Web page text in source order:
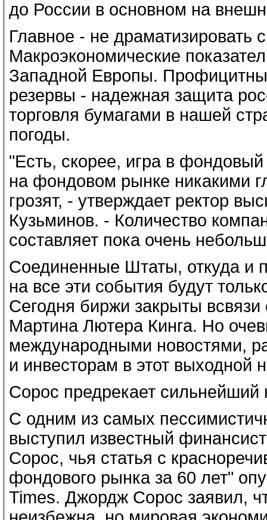
до России в основном на
Главное - не драматизировать
Макроэкономические
Западной Европы.
резервы - надежная защита
торговля бумагами в нашей
погоды.
"Есть, скорее, игра в
на фондовом рынке никакими
грозят, - утверждает ректор
Кузьминов. - Количество
составляет пока очень
Соединенные Штаты, откуда и
на все эти события будут
Сегодня биржи закрыты
Мартина Лютера Кинга. Но
международными новостями,
и инвесторам в этот выходной
Сорос предрекает сильнейший
С одним из самых
выступил известный
Сорос, чья статья с
фондового рынка за 60 лет"
Times. Джордж Сорос заявил,